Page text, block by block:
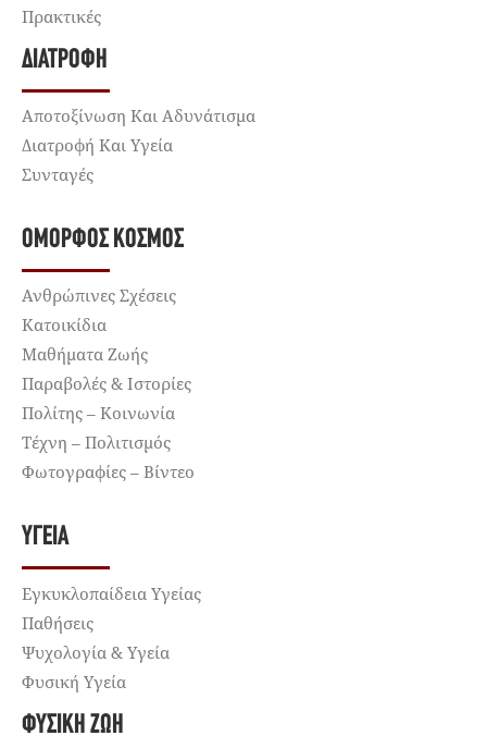
Πρακτικές
ΔΙΑΤΡΟΦΉ
Αποτοξίνωση Και Αδυνάτισμα
Διατροφή Και Υγεία
Συνταγές
ΌΜΟΡΦΟΣ ΚΌΣΜΟΣ
Ανθρώπινες Σχέσεις
Κατοικίδια
Μαθήματα Ζωής
Παραβολές & Ιστορίες
Πολίτης – Κοινωνία
Τέχνη – Πολιτισμός
Φωτογραφίες – Βίντεο
ΥΓΕΊΑ
Εγκυκλοπαίδεια Υγείας
Παθήσεις
Ψυχολογία & Υγεία
Φυσική Υγεία
ΦΥΣΙΚΉ ΖΩΉ